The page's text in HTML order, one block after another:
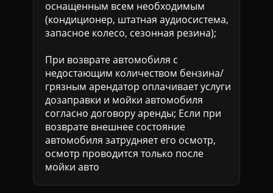
оснащенным всем необходимым
(кондиционер, штатная аудиосистема,
запасное колесо, сезонная резина);
При возврате автомобиля с
недостающим количеством бензина/
грязным арендатор оплачивает услуги
дозаправки и мойки автомобиля
согласно договору аренды; Если при
возврате внешнее состояние
автомобиля затрудняет его осмотр,
осмотр проводится только после
мойки авто